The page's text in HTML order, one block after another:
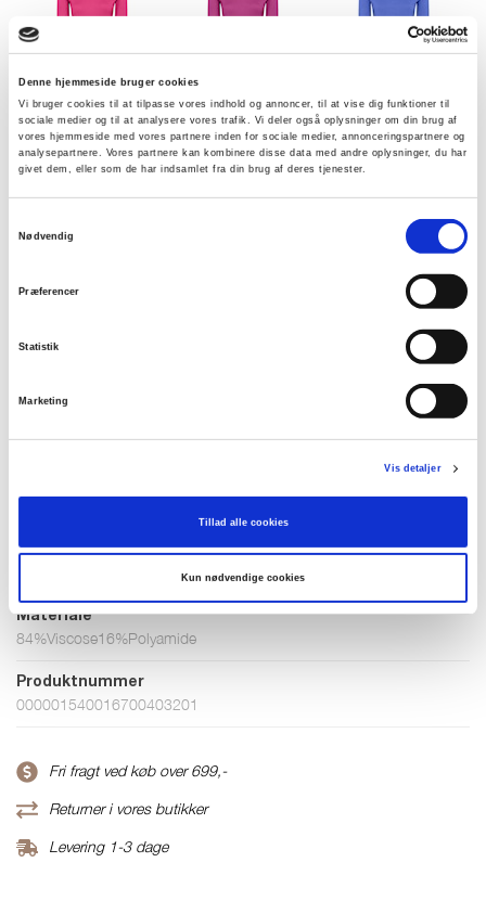
Denne hjemmeside bruger cookies
Vi bruger cookies til at tilpasse vores indhold og annoncer, til at vise dig funktioner til
sociale medier og til at analysere vores trafik. Vi deler også oplysninger om din brug af
vores hjemmeside med vores partnere inden for sociale medier, annonceringspartnere og
analysepartnere. Vores partnere kan kombinere disse data med andre oplysninger, du har
givet dem, eller som de har indsamlet fra din brug af deres tjenester.
Nødvendig
Præferencer
Statistik
Marketing
Vis detaljer
Tillad alle cookies
Kun nødvendige cookies
Pink Berry
Palace blue
TILFØJ TIL KURV
Materiale
84%Viscose16%Polyamide
Produktnummer
000001540016700403201
Fri fragt ved køb over 699,-
Returner i vores butikker
Levering 1-3 dage